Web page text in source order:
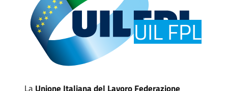
UIL FPL
LaUnione Italiana del Lavoro Federazione